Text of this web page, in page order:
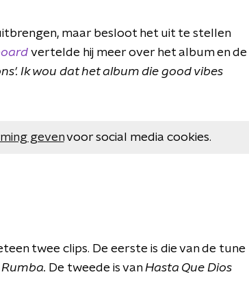
maar besloot het uit te stellen
vertelde hij meer over het album en de
Ik wou dat het album die good vibes
gevenvoor social media cookies.
twee clips. De eerste is die van de tune
De tweede is vanHasta Que Dios